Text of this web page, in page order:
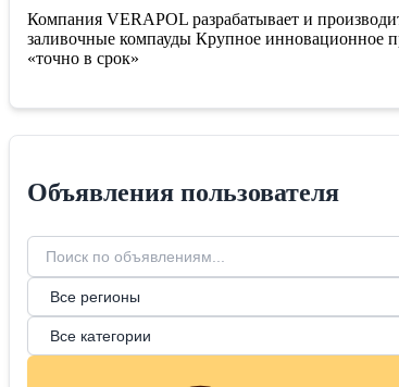
Компания VERAPOL разрабатывает и
заливочные компауды Крупное инновационное
«точно в срок»
Объявления пользователя